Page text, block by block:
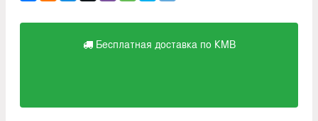
Бесплатная доставка по КМВ